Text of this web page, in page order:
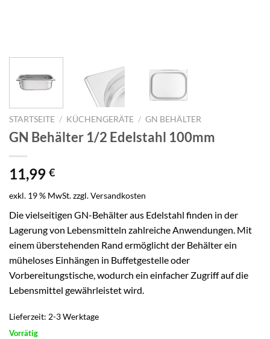
STARTSEITE / KÜCHENGERÄTE / GN BEHÄLTER
GN Behälter 1/2 Edelstahl 100mm
11,99 €
exkl. 19 % MwSt.zzgl.Versandkosten
Die vielseitigen GN-Behälter aus Edelstahl finden in der
Lagerung von Lebensmitteln zahlreiche Anwendungen. Mit
einem überstehenden Rand ermöglicht der Behälter ein
müheloses Einhängen in Buffetgestelle oder
Vorbereitungstische, wodurch ein einfacher Zugriff auf die
Lebensmittel gewährleistet wird.
Lieferzeit: 2-3 Werktage
Vorrätig